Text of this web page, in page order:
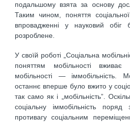
подальшому взята за основу
Таким чином, поняття
впровадженні у науковий обіг
розроблене.
У своїй роботі „Соціальна
поняттям мобільності
мобільності — іммобільність.
останнє вперше було вжито у
так само як і „мобільність”.
соціальну іммобільність
противагу соціальним